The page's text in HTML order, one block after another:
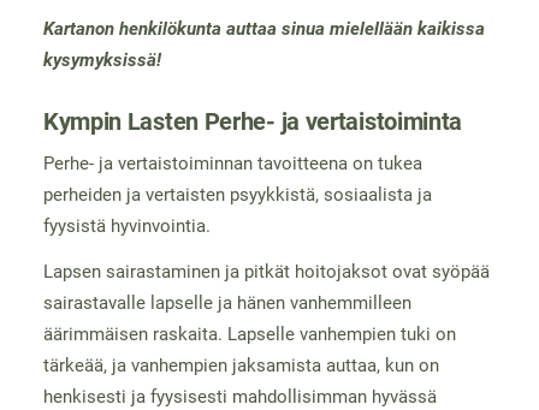
Kartanon henkilökunta auttaa sinua mielellään kaikissa
kysymyksissä!
Kympin Lasten Perhe- ja vertaistoiminta
Perhe- ja vertaistoiminnan tavoitteena on tukea
perheiden ja vertaisten psyykkistä, sosiaalista ja
fyysistä hyvinvointia.
Lapsen sairastaminen ja pitkät hoitojaksot ovat syöpää
sairastavalle lapselle ja hänen vanhemmilleen
äärimmäisen raskaita. Lapselle vanhempien tuki on
tärkeää, ja vanhempien jaksamista auttaa, kun on
henkisesti ja fyysisesti mahdollisimman hyvässä